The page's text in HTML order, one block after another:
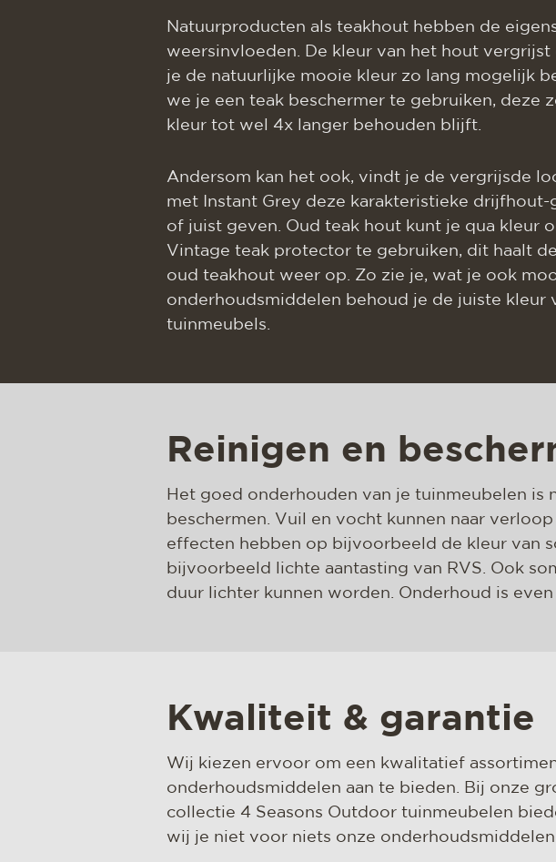
Natuurproducten als teakhout hebben de
weersinvloeden. De kleur van het hout vergrijst
je de natuurlijke mooie kleur zo lang mogelijk
we je een teak beschermer te gebruiken, deze
kleur tot wel 4x langer behouden blijft.
Andersom kan het ook, vindt je de vergrijsde
met Instant Grey deze karakteristieke
of juist geven. Oud teak hout kunt je qua kleur
Vintage teak protector te gebruiken, dit haalt
oud teakhout weer op. Zo zie je, wat je ook
onderhoudsmiddelen behoud je de juiste kleur
tuinmeubels.
Reinigen en
Het goed onderhouden van je tuinmeubelen is
beschermen. Vuil en vocht kunnen naar
effecten hebben op bijvoorbeeld de kleur van
bijvoorbeeld lichte aantasting van RVS. Ook
duur lichter kunnen worden. Onderhoud is
Kwaliteit & garantie
Wij kiezen ervoor om een kwalitatief
onderhoudsmiddelen aan te bieden. Bij onze
collectie 4 Seasons Outdoor tuinmeubelen
wij je niet voor niets onze onderhoudsmiddelen.